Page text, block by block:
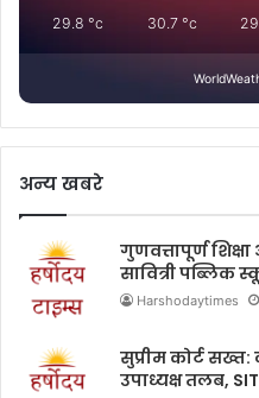
29.8 °c 30.7°c
अन्य खबरे
गुणवत्तापूर्ण
सावित्री पब्लिक
Harshodaytimes
सुप्रीम कोर्ट
उपाध्यक्ष तलब,